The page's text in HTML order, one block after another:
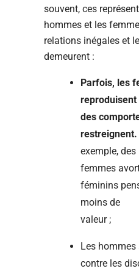
souvent, ces
hommes et les
relations inégales et
demeurent :
Parfois, les
reproduisent
des
restreignent.
exemple, des
femmes
féminins
moins de
valeur ;
Les
contre les